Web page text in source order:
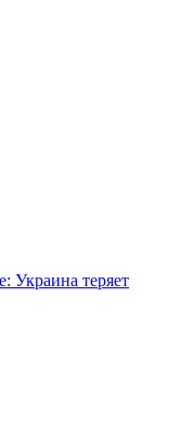
Украина теряет